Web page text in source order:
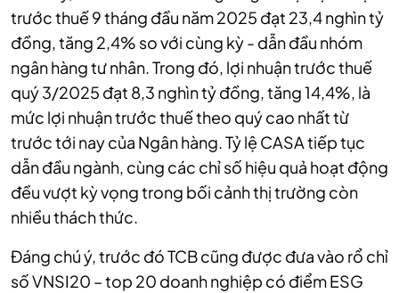
trước thuế 9 tháng đầu năm 2025 đạt 23,4 nghìn tỷ
đồng, tăng 2,4% so với cùng kỳ - dẫn đầu nhóm
ngân hàng tư nhân. Trong đó, lợi nhuận trước thuế
quý 3/2025 đạt 8,3 nghìn tỷ đồng, tăng 14,4%, là
mức lợi nhuận trước thuế theo quý cao nhất từ
trước tới nay của Ngân hàng. Tỷ lệ CASA tiếp tục
dẫn đầu ngành, cùng các chỉ số hiệu quả hoạt động
đều vượt kỳ vọng trong bối cảnh thị trường còn
nhiều thách thức.
Đáng chú ý, trước đó TCB cũng được đưa vào rổ chỉ
số VNSI20 – top 20 doanh nghiệp có điểm ESG